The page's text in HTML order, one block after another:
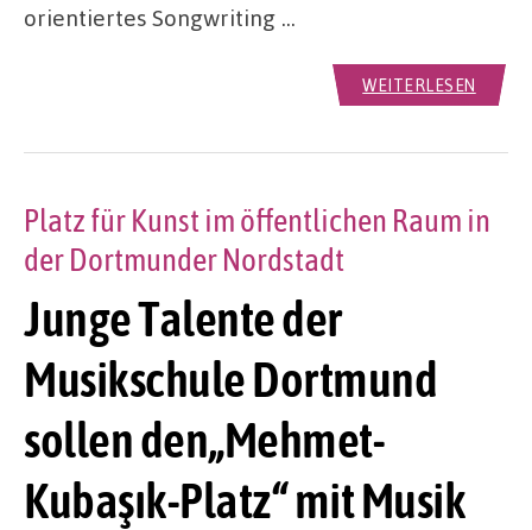
orientiertes Songwriting …
WEITERLESEN
Junge Talente der
Musikschule Dortmund
sollen den„Mehmet-
Kubaşık-Platz“ mit Musik
Platz für Kunst im öffentlichen Raum in
der Dortmunder Nordstadt